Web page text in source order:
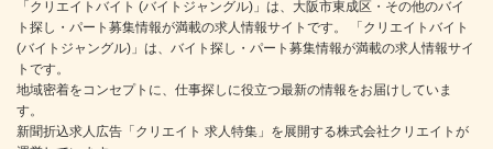
「クリエイトバイト (バイトジャングル)」は、大阪市東成区・その他のバイ
ト探し・パート募集情報が満載の求人情報サイトです。 「クリエイトバイト
(バイトジャングル)」は、バイト探し・パート募集情報が満載の求人情報サイ
トです。
地域密着をコンセプトに、仕事探しに役立つ最新の情報をお届けしていま
す。
新聞折込求人広告「クリエイト 求人特集」を展開する株式会社クリエイトが